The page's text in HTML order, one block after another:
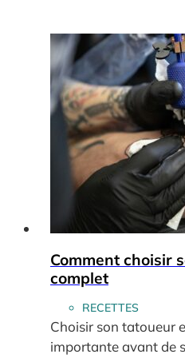
Comment choisir
complet
RECETTES
Choisir son tatoueur
importante avant de